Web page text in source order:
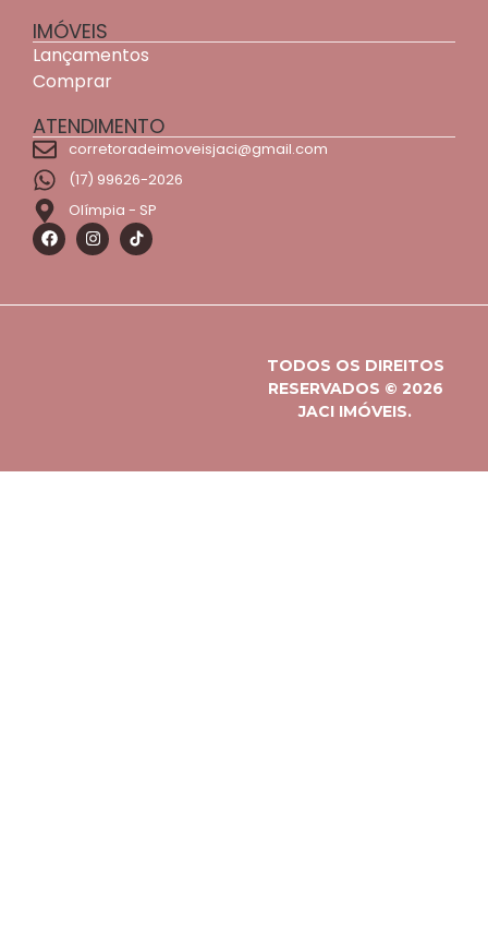
IMÓVEIS
Lançamentos
Comprar
ATENDIMENTO
corretoradeimoveisjaci@gmail.com
(17) 99626-2026
Olímpia - SP
TODOS OS DIREITOS
RESERVADOS © 2026
JACI IMÓVEIS.